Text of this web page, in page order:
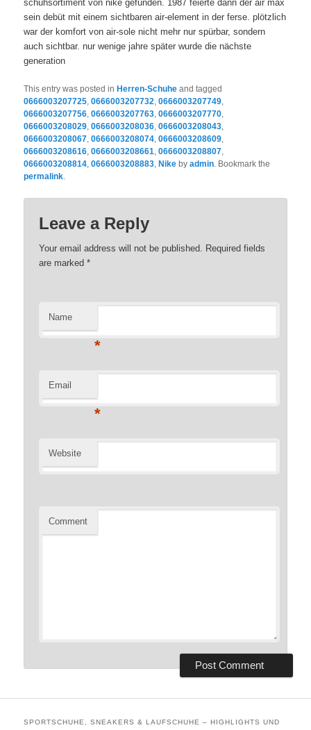
schuhsortiment von nike gefunden. 1987 feierte dann der air max
sein debüt mit einem sichtbaren air-element in der ferse. plötzlich
war der komfort von air-sole nicht mehr nur spürbar, sondern
auch sichtbar. nur wenige jahre später wurde die nächste
generation
This entry was posted in Herren-Schuhe and tagged
0666003207725,0666003207732,0666003207749,
0666003207756,0666003207763,0666003207770,
0666003208029,0666003208036,0666003208043,
0666003208067,0666003208074,0666003208609,
0666003208616,0666003208661,0666003208807,
0666003208814,0666003208883, Nike byadmin. Bookmark the
permalink.
Leave a Reply
Your email address will not be published. Required fields
are marked*
Name
*
Email
*
Website
Comment
SPORTSCHUHE, SNEAKERS & LAUFSCHUHE – HIGHLIGHTS UND